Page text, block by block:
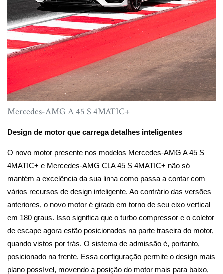
Mercedes-AMG A 45 S 4MATIC+
Design de motor que carrega detalhes inteligentes
O novo motor presente nos modelos Mercedes-AMG A 45 S
4MATIC+ e Mercedes-AMG CLA 45 S 4MATIC+ não só
mantém a excelência da sua linha como passa a contar com
vários recursos de design inteligente. Ao contrário das versões
anteriores, o novo motor é girado em torno de seu eixo vertical
em 180 graus. Isso significa que o turbo compressor e o coletor
de escape agora estão posicionados na parte traseira do motor,
quando vistos por trás. O sistema de admissão é, portanto,
posicionado na frente. Essa configuração permite o design mais
plano possível, movendo a posição do motor mais para baixo,